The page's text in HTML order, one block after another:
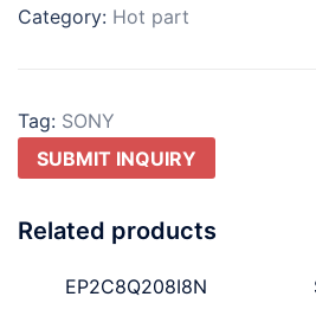
Category: Hot part
Tag: SONY
SUBMIT INQUIRY
Related products
EP2C8Q208I8N